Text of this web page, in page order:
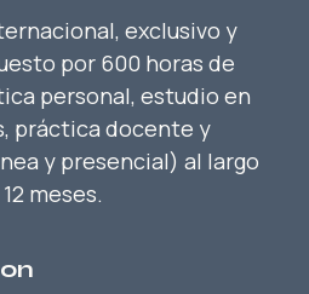
exclusivo y
por 600 horas de
personal, estudio en
práctica docente y
y presencial) al largo
meses.